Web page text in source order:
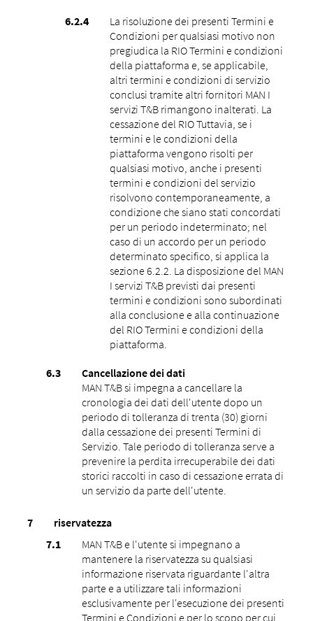
La risoluzione dei presenti Termini e
Condizioni per qualsiasi motivo non
pregiudica la RIO Termini e condizioni
della piattaforma e, se applicabile,
altri termini e condizioni di servizio
conclusi tramite altri fornitori MAN I
servizi T&B rimangono inalterati. La
cessazione del RIO Tuttavia, se i
termini e le condizioni della
piattaforma vengono risolti per
qualsiasi motivo, anche i presenti
termini e condizioni del servizio
risolvono contemporaneamente, a
condizione che siano stati concordati
per un periodo indeterminato; nel
caso di un accordo per un periodo
determinato specifico, si applica la
sezione 6.2.2. La disposizione del MAN
I servizi T&B previsti dai presenti
termini e condizioni sono subordinati
alla conclusione e alla continuazione
del RIO Termini e condizioni della
piattaforma.
Cancellazione dei dati
MAN T&B si impegna a cancellare la
cronologia dei dati dell'utente dopo un
periodo di tolleranza di trenta (30) giorni
dalla cessazione dei presenti Termini di
Servizio. Tale periodo di tolleranza serve a
prevenire la perdita irrecuperabile dei dati
storici raccolti in caso di cessazione errata di
un servizio da parte dell'utente.
riservatezza
MAN T&B e l'utente si impegnano a
mantenere la riservatezza su qualsiasi
informazione riservata riguardante l'altra
parte e a utilizzare tali informazioni
esclusivamente per l'esecuzione dei presenti
Termini e Condizioni e per lo scopo per cui